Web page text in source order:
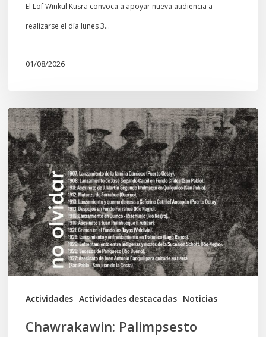
El Lof Winkül Küsra convoca a apoyar nueva audiencia a
realizarse el día lunes 3…
01/08/2026
Actividades Actividades destacadas Noticias
Chawrakawin:
Palimpsesto
explora
a
través
del
arte
las
tensiones
documentales
Chawrakawin: Palimpsesto